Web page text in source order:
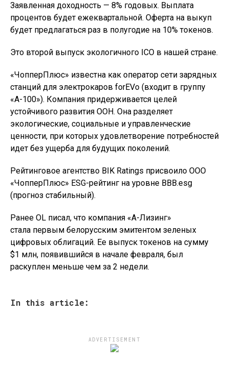
Заявленная доходность — 8% годовых. Выплата
процентов будет ежеквартальной. Оферта на выкуп
будет предлагаться раз в полугодие на 10% токенов.
Это второй выпуск экологичного ICO в нашей стране.
«ЧопперПлюс» известна как оператор сети зарядных
станций для электрокаров forEVo (входит в группу
«А-100»). Компания придерживается целей
устойчивого развития ООН. Она разделяет
экологические, социальные и управленческие
ценности, при которых удовлетворение потребностей
идет без ущерба для будущих поколений.
Рейтинговое агентство BIK Ratings присвоило ООО
«ЧопперПлюс» ESG-рейтинг на уровне BBB.esg
(прогноз стабильный).
Ранее OL писал, что компания «А-Лизинг»
стала первым белорусским эмитентом зеленых
цифровых облигаций. Ее выпуск токенов на сумму
$1 млн, появившийся в начале февраля, был
раскуплен меньше чем за 2 недели.
In this article:
ADVERTISEMENT